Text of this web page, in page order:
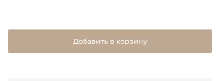
Добавить в корзину